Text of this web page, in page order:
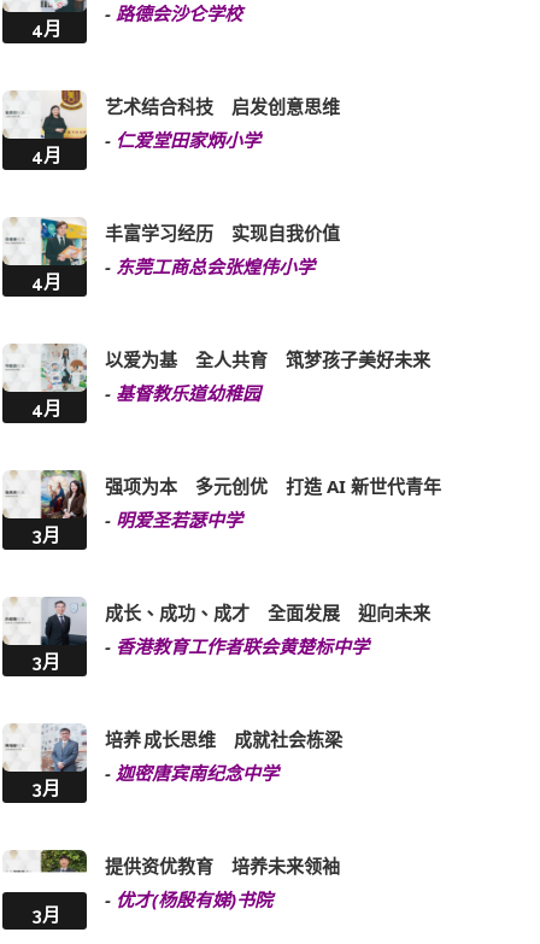
4月
- 路德会沙仑学校
4月
艺术结合科技 启发创意思维
- 仁爱堂田家炳小学
4月
丰富学习经历 实现自我价值
- 东莞工商总会张煌伟小学
4月
以爱为基 全人共育 筑梦孩子美好未来
- 基督教乐道幼稚园
3月
强项为本 多元创优 打造 AI 新世代青年
- 明爱圣若瑟中学
3月
成长、成功、成才 全面发展 迎向未来
- 香港教育工作者联会黄楚标中学
3月
培养 成长思维 成就社会栋梁
- 迦密唐宾南纪念中学
3月
提供资优教育 培养未来领袖
- 优才(杨殷有娣)书院